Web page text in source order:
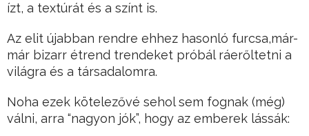
ízt, a textúrát és a színt is.
Az elit újabban rendre ehhez hasonló furcsa,már-
már bizarr étrend trendeket próbál ráerőltetni a
világra és a társadalomra.
Noha ezek kötelezővé sehol sem fognak (még)
válni, arra “nagyon jók”, hogy az emberek lássák: